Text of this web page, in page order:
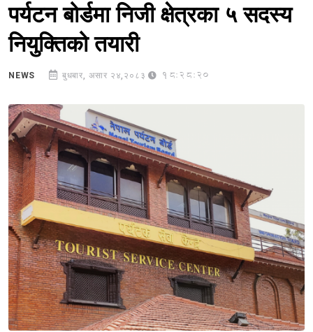
पर्यटन बोर्डमा निजी क्षेत्रका ५ सदस्य
नियुक्तिको तयारी
NEWS बुधबार, असार २४,२०८३ 18:28:20